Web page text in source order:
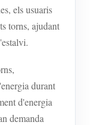
els usuaris
torns, ajudant
durant
d'energia
demanda